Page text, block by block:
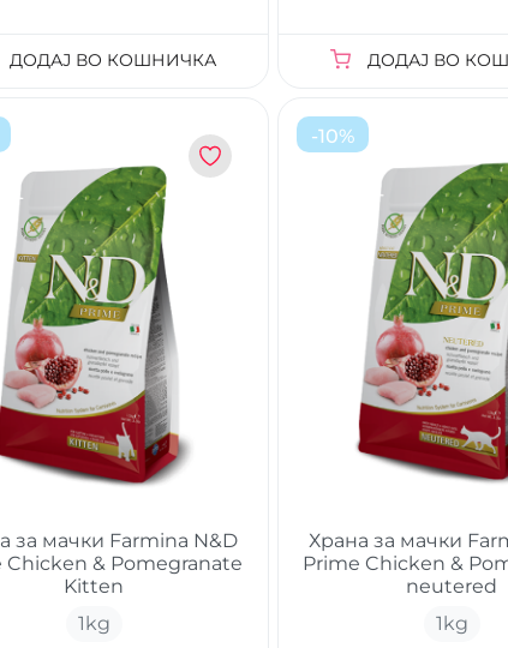
ДОДАЈ ВО КОШНИЧКА ДОДАЈ ВО
за мачки Farmina N&D
Chickеn & Pomegranate
Kitten
1kg
-10%
Храна за мачки
Prime Chickеn &
neutered
1kg